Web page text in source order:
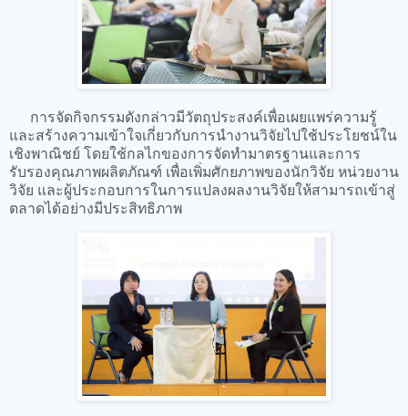
การจัดกิจกรรมดังกล่าวมีวัตถุประสงค์เพื่อเผยแพร่ความรู้
และสร้างความเข้าใจเกี่ยวกับการนำงานวิจัยไปใช้ประโยชน์ใน
เชิงพาณิชย์ โดยใช้กลไกของการจัดทำมาตรฐานและการ
รับรองคุณภาพผลิตภัณฑ์ เพื่อเพิ่มศักยภาพของนักวิจัย หน่วยงาน
วิจัย และผู้ประกอบการในการแปลงผลงานวิจัยให้สามารถเข้าสู่
ตลาดได้อย่างมีประสิทธิภาพ